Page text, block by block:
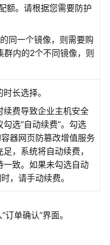
额。请根据您需要防护
同一个镜像，则需要购
群内的2个不同镜像，则
长选择。
续费导致企业主机安全
选“自动续费”。勾选
器网页防篡改增值服务
，系统将自动续费，
一致。如果未勾选自动
，请手动续费。
“订单确认”界面。